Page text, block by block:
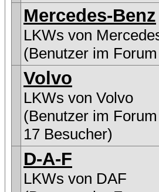
Mercedes-Benz
LKWs von
(Benutzer im
Volvo
LKWs von Volvo
(Benutzer im
17 Besucher)
D-A-F
LKWs von DAF